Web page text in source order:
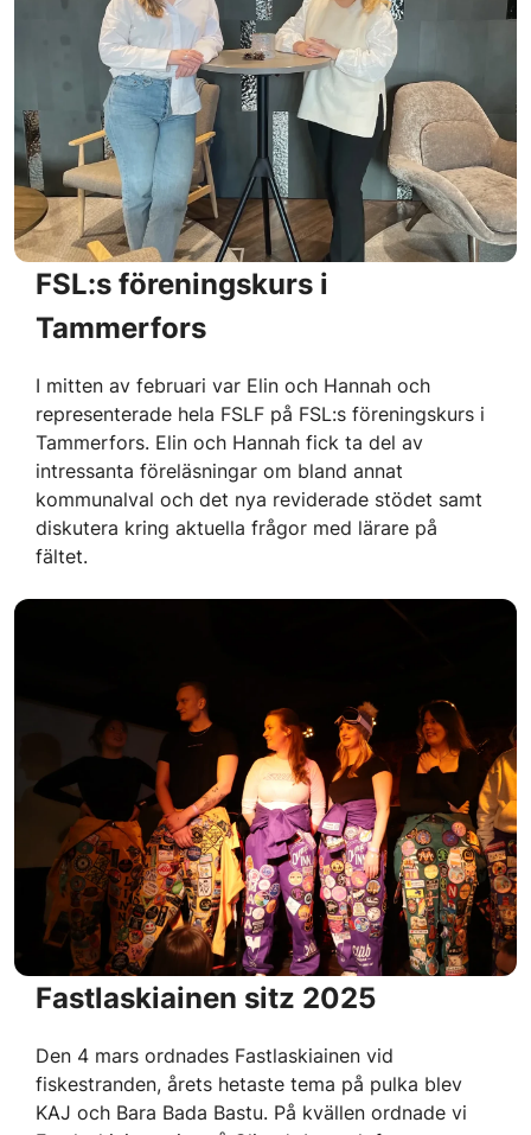
FSL:s föreningskurs i
Tammerfors
I mitten av februari var Elin och Hannah och
representerade hela FSLF på FSL:s föreningskurs i
Tammerfors. Elin och Hannah fick ta del av
intressanta föreläsningar om bland annat
kommunalval och det nya reviderade stödet samt
diskutera kring aktuella frågor med lärare på
fältet.
Fastlaskiainen sitz 2025
Den 4 mars ordnades Fastlaskiainen vid
fiskestranden, årets hetaste tema på pulka blev
KAJ och Bara Bada Bastu. På kvällen ordnade vi